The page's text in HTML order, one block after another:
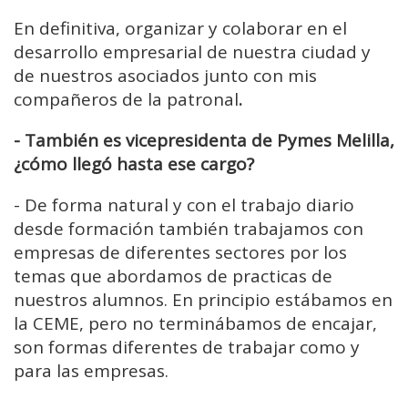
En definitiva, organizar y colaborar en el
desarrollo empresarial de nuestra ciudad y
de nuestros asociados junto con mis
compañeros de la patronal.
- También es vicepresidenta de Pymes Melilla,
¿cómo llegó hasta ese cargo?
- De forma natural y con el trabajo diario
desde formación también trabajamos con
empresas de diferentes sectores por los
temas que abordamos de practicas de
nuestros alumnos. En principio estábamos en
la CEME, pero no terminábamos de encajar,
son formas diferentes de trabajar como y
para las empresas.